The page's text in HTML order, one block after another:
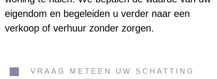
eigendom en begeleiden u verder naar een
verkoop of verhuur zonder zorgen.
VRAAG METEEN UW SCHATTING